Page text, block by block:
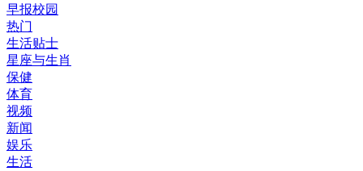
早报校园
热门
生活贴士
星座与生肖
保健
体育
视频
新闻
娱乐
生活